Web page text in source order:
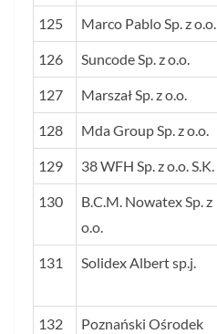
125 Marco Pablo Sp. z o.o.
126 Suncode Sp. z o.o.
127 Marszał Sp. z o.o.
128 Mda Group Sp. z o.o.
129 38 WFH Sp. z o.o. S.K.
130
B.C.M. Nowatex Sp. z
o.o.
131 Solidex Albert sp.j.
132
Poznański Ośrodek